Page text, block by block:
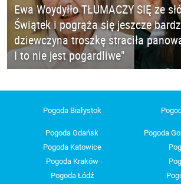
Ewa Woydyłło TŁUMACZY SIĘ ze
Świątek i pogrąża się jeszcze
dziewczyna troszkę straciła
I to nie jest pogardliwe"
Pogoda Białystok
Pogoda Gdańsk
Pogoda
Pogoda Katowice
Pogoda Kraków
Pogoda Łódź